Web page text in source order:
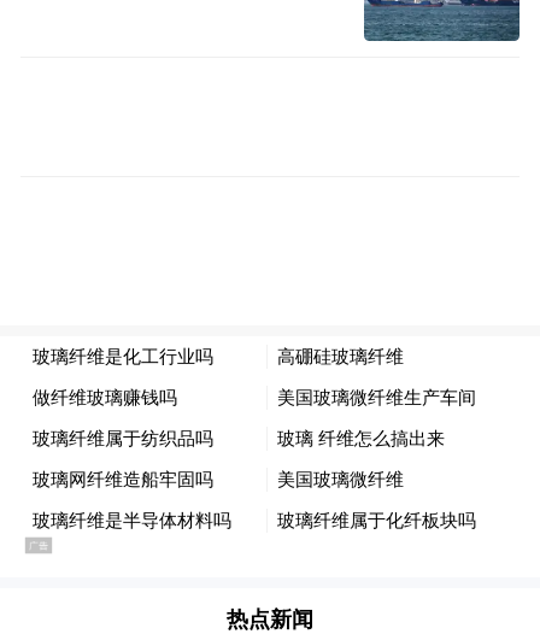
轮值会长代君、秘书长胡英鹏分别作理事会
工作报告、财务工作报告，清晰梳理工作成
果、规划发展方向，公开透明的工作部署获
得全体会员认可。
章程修订，规范协会新发展
热点新闻